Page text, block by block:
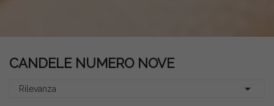
CANDELE NUMERO NOVE
Rilevanza 